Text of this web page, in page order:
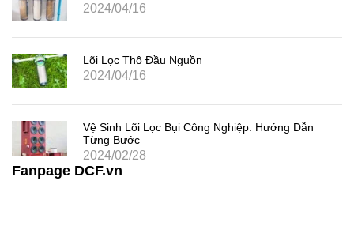
2024/04/16
Lõi Lọc Thô Đầu Nguồn
2024/04/16
Vệ Sinh Lõi Lọc Bụi Công Nghiệp: Hướng Dẫn
Từng Bước
2024/02/28
Fanpage DCF.vn